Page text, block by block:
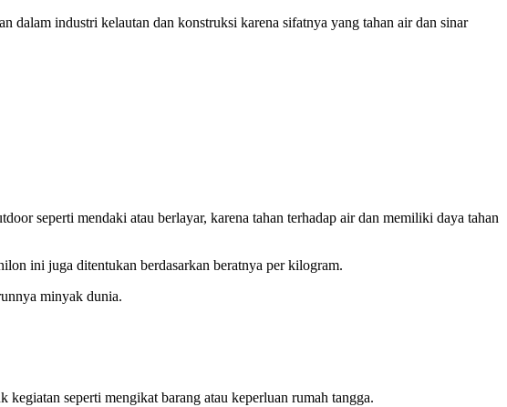
dalam industri kelautan dan konstruksi karena sifatnya yang tahan air dan sinar
seperti mendaki atau berlayar, karena tahan terhadap air dan memiliki daya tahan
ini juga ditentukan berdasarkan beratnya per kilogram.
minyak dunia.
seperti mengikat barang atau keperluan rumah tangga.